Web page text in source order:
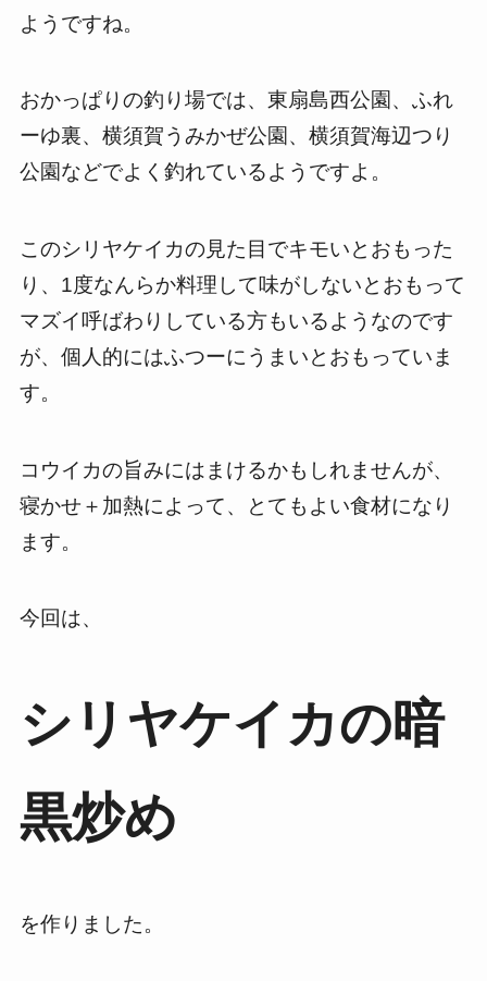
ようですね。
おかっぱりの釣り場では、東扇島西公園、ふれ
ーゆ裏、横須賀うみかぜ公園、横須賀海辺つり
公園などでよく釣れているようですよ。
このシリヤケイカの見た目でキモいとおもった
り、1度なんらか料理して味がしないとおもって
マズイ呼ばわりしている方もいるようなのです
が、個人的にはふつーにうまいとおもっていま
す。
コウイカの旨みにはまけるかもしれませんが、
寝かせ＋加熱によって、とてもよい食材になり
ます。
今回は、
シリヤケイカの暗
黒炒め
を作りました。